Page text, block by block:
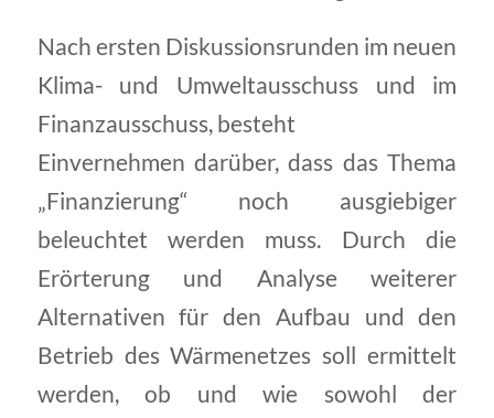
Nach ersten Diskussionsrunden im neuen
Klima- und Umweltausschuss und im
Finanzausschuss, besteht
Einvernehmen darüber, dass das Thema
„Finanzierung“ noch ausgiebiger
beleuchtet werden muss. Durch die
Erörterung und Analyse weiterer
Alternativen für den Aufbau und den
Betrieb des Wärmenetzes soll ermittelt
werden, ob und wie sowohl der